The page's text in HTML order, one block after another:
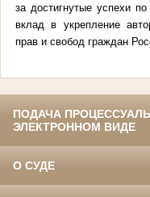
за достигнутые успехи
вклад в укрепление
прав и свобод граждан
ПОДАЧА
ЭЛЕКТРОННОМ ВИДЕ
О СУДЕ